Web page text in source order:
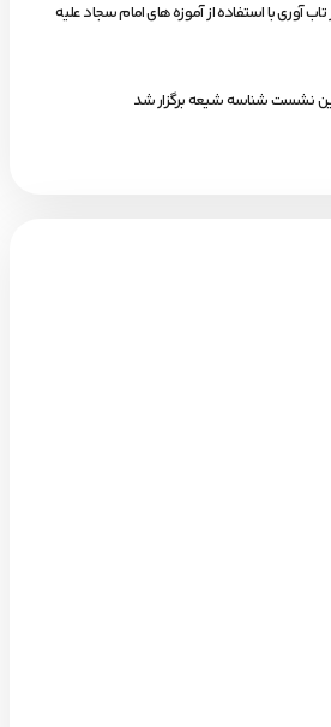
تاب آوری با استفاده از آموزه های امام سجاد علیه
نشست شناسه شیعه برگزار شد